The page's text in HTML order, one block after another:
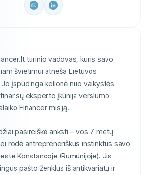
turinio vadovas, kuris savo
švietimui atneša Lietuvos
įspūdinga kelionė nuo vaikystės
eksperto įkūnija verslumo
Financer misiją.
pasireiškė anksti – vos 7 metų
rodė antrepreneriškus instinktus savo
Konstancoje (Rumunijoje). Jis
pašto ženklus iš antikvariatų ir